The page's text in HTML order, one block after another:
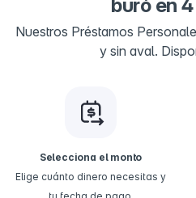
buró en
Nuestros Préstamos
y sin aval.
Selecciona el monto
Elige cuánto dinero necesitas y